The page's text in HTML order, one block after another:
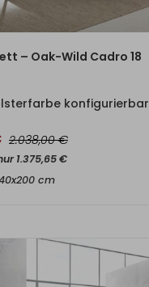
ZUM PRODUKT
– Oak-Wild Cadro 18
konfigurierbar
2.038,00€
1.375,65€
cm